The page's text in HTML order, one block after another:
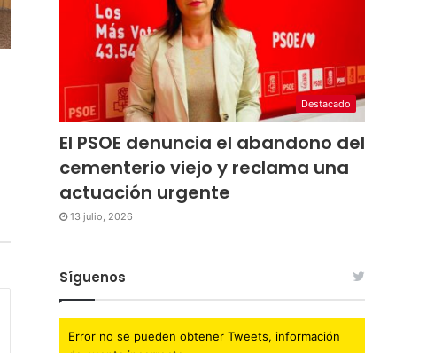
Destacado
El PSOE denuncia el abandono del
cementerio viejo y reclama una
actuación urgente
13 julio, 2026
Síguenos
Error no se pueden obtener Tweets, información